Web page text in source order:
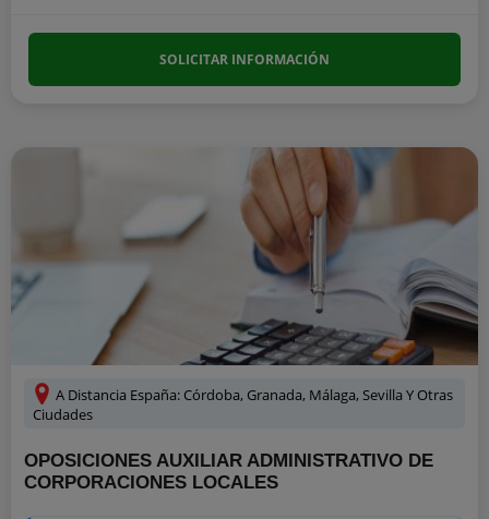
SOLICITAR INFORMACIÓN
A Distancia España: Córdoba, Granada, Málaga, Sevilla Y Otras
Ciudades
OPOSICIONES AUXILIAR ADMINISTRATIVO DE
CORPORACIONES LOCALES